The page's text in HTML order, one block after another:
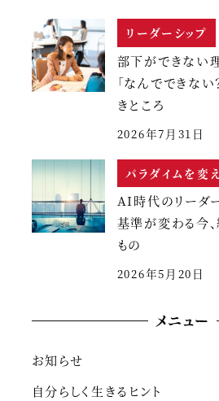
リーダーシップ
部下ができない
「なんでできない
きところ
2026年7月31日
パラダイムを変
AI時代のリーダー
基準が変わる今
もの
2026年5月20日
メニュー
お知らせ
自分らしく生きるヒント